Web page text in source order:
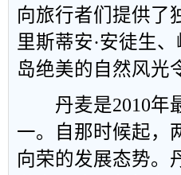
向旅行者们提供了
里斯蒂安·安徒生
岛绝美的自然风光
丹麦是2010年最
一。自那时候起，
向荣的发展态势。